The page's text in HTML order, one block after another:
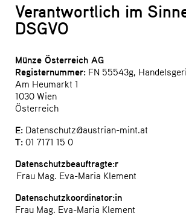
Verantwortlich im
DSGVO
Münze Österreich AG
Registernummer: FN 55543g,
Am Heumarkt 1
1030 Wien
Österreich
E: Datenschutz@austrian-mint.at
T: 01 7171 15 0
Datenschutzbeauftragte:r
Frau Mag. Eva-Maria Klement
Datenschutzkoordinator:in
Frau Mag. Eva-Maria Klement